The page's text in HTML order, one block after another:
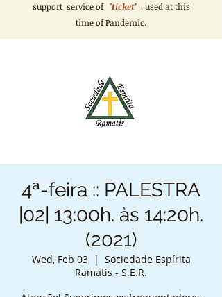
support service of "ticket" , used at this
time of Pandemic.
4ª-feira :: PALESTRA
|02| 13:00h. às 14:20h.
(2021)
Wed, Feb 03
  |
Sociedade Espírita
Ramatis - S.E.R.